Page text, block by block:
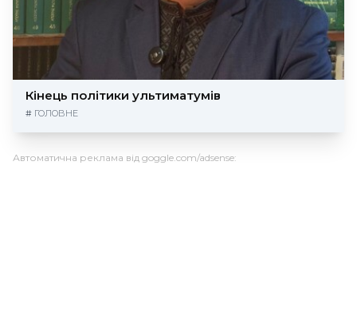
Кінець політики ультиматумів
# ГОЛОВНЕ
Автоматична реклама від goggle.com/adsense: